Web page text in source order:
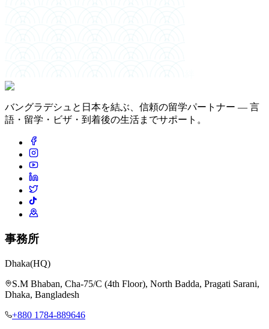
バングラデシュと日本を結ぶ、信頼の留学パートナー — 言
語・留学・ビザ・到着後の生活までサポート。
事務所
Dhaka(HQ)
S.M Bhaban, Cha-75/C (4th Floor), North Badda, Pragati Sarani,
Dhaka, Bangladesh
+880 1784-889646